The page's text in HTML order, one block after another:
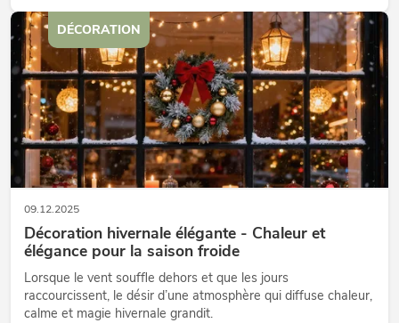
09.12.2025
Décoration hivernale élégante - Chaleur et
élégance pour la saison froide
Lorsque le vent souffle dehors et que les jours
raccourcissent, le désir d’une atmosphère qui diffuse chaleur,
calme et magie hivernale grandit.
DÉCORATION